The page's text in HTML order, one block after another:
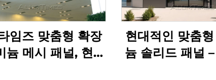
임즈 맞춤형 확장
늄 메시 패널, 현대
현대적인 맞춤
늄 솔리드 패널